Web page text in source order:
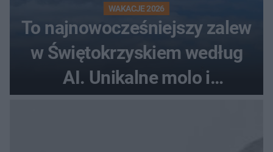
WAKACJE 2026
To najnowocześniejszy zalew
w Świętokrzyskiem według
AI. Unikalne molo i
promenada